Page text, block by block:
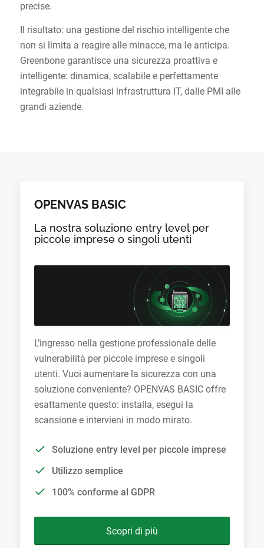
precise.
Il risultato: una gestione del rischio intelligente che
non si limita a reagire alle minacce, ma le anticipa.
Greenbone garantisce una sicurezza proattiva e
intelligente: dinamica, scalabile e perfettamente
integrabile in qualsiasi infrastruttura IT, dalle PMI alle
grandi aziende.
OPENVAS BASIC
La nostra soluzione entry level per
piccole imprese o singoli utenti
L’ingresso nella gestione professionale delle
vulnerabilità per piccole imprese e singoli
utenti. Vuoi aumentare la sicurezza con una
soluzione conveniente? OPENVAS BASIC offre
esattamente questo: installa, esegui la
scansione e intervieni in modo mirato.
Soluzione entry level per piccole imprese
Utilizzo semplice
100% conforme al GDPR
Scopri di più